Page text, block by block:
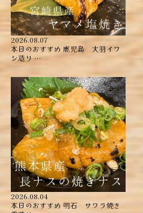
2026.08.07
本日のおすすめ ︎鹿児島 大羽イワ
シ造り …
2026.08.04
本日のおすすめ ︎明石 サワラ焼き